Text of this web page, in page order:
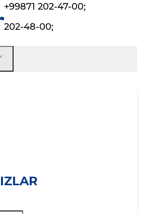
+99871 202-47-00;
202-48-00;